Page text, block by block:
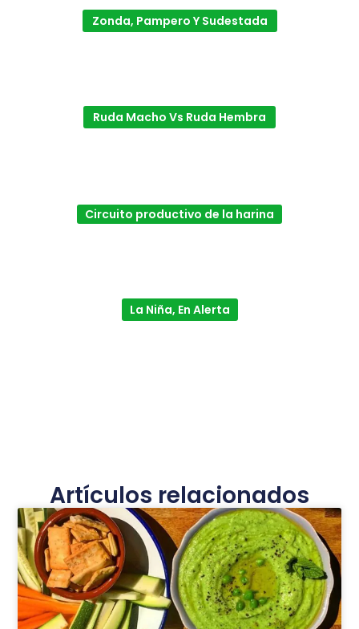
Zonda, Pampero Y Sudestada
Ruda Macho Vs Ruda Hembra
Circuito productivo de la harina
La Niña, En Alerta
Artículos relacionados